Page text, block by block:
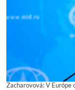
Zacharovová: V Európe